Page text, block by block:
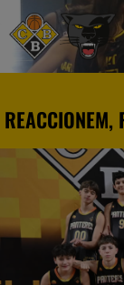
REACCIONEM,